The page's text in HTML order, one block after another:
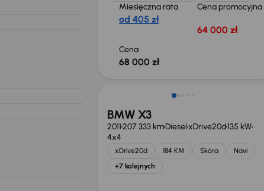
Miesięczna rata
od 405 zł
Cena promocyjna
64 000 zł
Cena
68 000 zł
Świeżo skupione
BMW X3
2011207 333 kmDiesel xDrive20d135 kW
4x4
xDrive20d 184 KM Skóra
Navi
+7 kolejnych